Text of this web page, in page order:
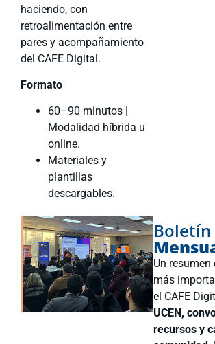
haciendo, con
retroalimentación entre
pares y acompañamiento
del CAFE Digital.
Formato
60–90 minutos |
Modalidad híbrida u
online.
Materiales y
plantillas
descargables.
Boletín
Un
más
el CAFE
UCEN,
recursos y